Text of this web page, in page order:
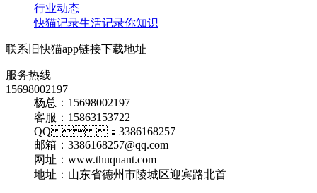
行业动态
快猫记录生活记录你知识
联系旧快猫app链接下载地址
服务热线
15698002197
杨总：15698002197
客服：15863153722
QQ：3386168257
邮箱：3386168257@qq.com
网址：www.thuquant.com
地址：山东省德州市陵城区迎宾路北首